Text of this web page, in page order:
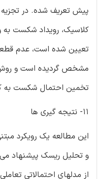
پیش تعریف شده. در تجزیه
کلاسیک، رویداد شکست
تعیین شده است، عدم
مشخص گردیده است و روش
تخمین احتمال شکست به
11- نتیجه گیری ها
این مطالعه یک رویکرد
و تحلیل ریسک پیشنهاد
از مدلهای احتمالاتی